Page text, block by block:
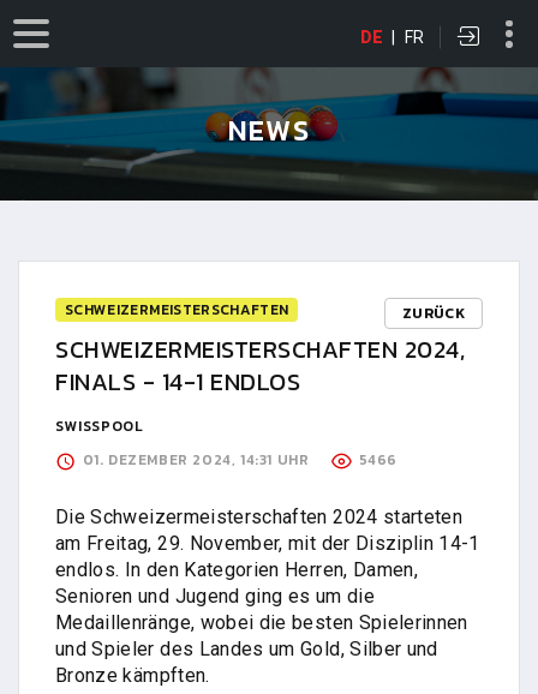
DE | FR
NEWS
SCHWEIZERMEISTERSCHAFTEN ZURÜCK
SCHWEIZERMEISTERSCHAFTEN 2024,
FINALS - 14-1 ENDLOS
SWISSPOOL
01. DEZEMBER 2024, 14:31 UHR
5466
Die Schweizermeisterschaften 2024 starteten
am Freitag, 29. November, mit der Disziplin 14-1
endlos. In den Kategorien Herren, Damen,
Senioren und Jugend ging es um die
Medaillenränge, wobei die besten Spielerinnen
und Spieler des Landes um Gold, Silber und
Bronze kämpften.